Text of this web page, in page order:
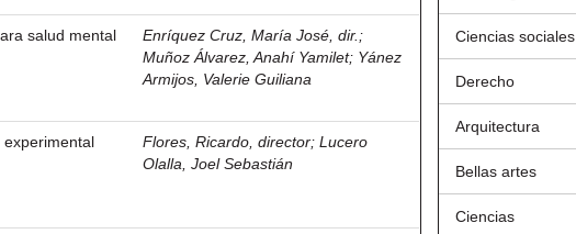
salud mental
Enríquez Cruz, María José, dir. ;
Muñoz Álvarez, Anahí Yamilet; Yánez
Armijos, Valerie Guiliana
experimental
Flores, Ricardo, director;Lucero
Olalla, Joel Sebastián
Ciencias sociales
Derecho
Arquitectura
Bellas artes
Ciencias